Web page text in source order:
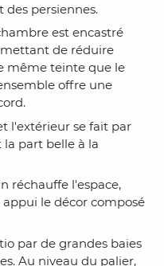
des persiennes.
est encastré
de réduire
même teinte que le
offre une
l'extérieur se fait par
la part belle à la
réchauffe l'espace,
le décor composé
par de grandes baies
Au niveau du palier,